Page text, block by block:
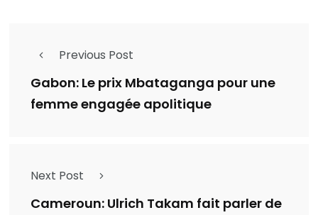
Previous Post
Gabon: Le prix Mbataganga pour une
femme engagée apolitique
Next Post
Cameroun: Ulrich Takam fait parler de